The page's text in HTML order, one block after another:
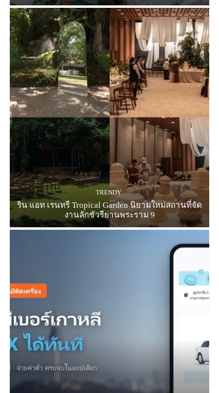
TRENDY
ริน แอท เรนทรี Tropical Garden นิยามใหม่สถานที่จัด
งานลักชัวรีย่านพระราม 9